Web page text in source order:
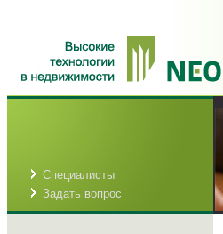
Специалисты
Задать вопрос